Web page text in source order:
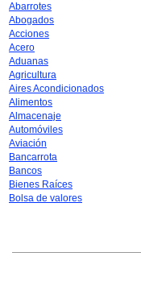
Abarrotes
Abogados
Acciones
Acero
Aduanas
Agricultura
Aires Acondicionados
Alimentos
Almacenaje
Automóviles
Aviación
Bancarrota
Bancos
Bienes Raíces
Bolsa de valores